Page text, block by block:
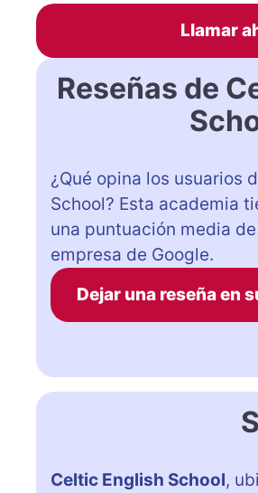
Llamar
Reseñas de
¿Qué opina los usuarios
School? Esta academia
una puntuación media
empresa de Google.
Dejar una reseña en
Celtic English School,